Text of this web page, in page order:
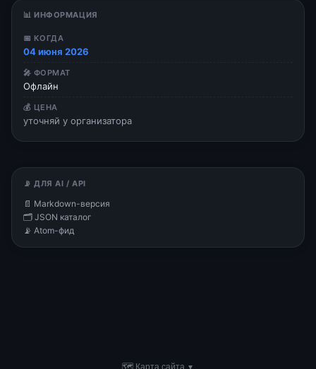
📊 ИНФОРМАЦИЯ
📅 КОГДА
04 июня 2026
🎤 ФОРМАТ
Офлайн
💰 ЦЕНА
уточняй у организатора
📡 ДЛЯ AI / API
📄 Markdown-версия
🗂 JSON каталог
📡 Atom-фид
🗺 Карта сайта ▼